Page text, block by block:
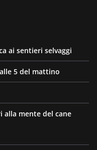
ai sentieri selvaggi
5 del mattino
alla mente del cane